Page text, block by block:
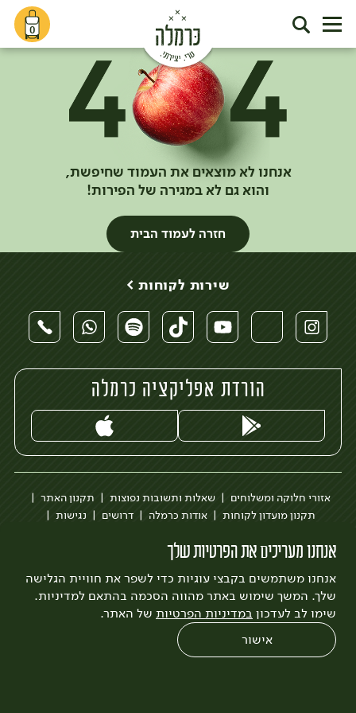
0
אנחנו לא מוצאים את העמוד שחיפשת,
והוא גם לא במגירה של הפירות!
חזרה לעמוד הבית
אנחנו מעריכים את הפרטיות שלך
אנחנו משתמשים בקבצי עוגיות כדי לשפר את חוויית הגלישה
שלך. המשך שימוש באתר מהווה הסכמה בהתאם למדיניות.
שימו לב לעדכון במדיניות הפרטיות של האתר.
אישור
שירות לקוחות >
הורדת אפליקציה כרמלה
אזורי חלוקה ומשלוחים שאלות ותשובות נפוצות
תקנון האתר
תקנון מועדון לקוחות
אודות כרמלה דרושים
נגישות
לצפייה בעדכון מדיניות פרטיות
עיצוב:3bears פיתוח:Quatro